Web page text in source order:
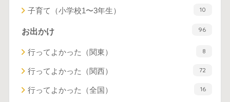
子育て（小学校1〜3年生） 10
お出かけ 96
行ってよかった（関東） 8
行ってよかった（関西） 72
行ってよかった（全国） 16